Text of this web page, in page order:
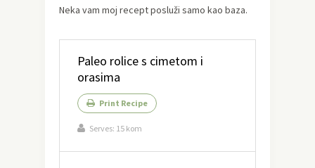
Neka vam moj recept posluži samo kao baza.
Paleo rolice s cimetom i
orasima
Print Recipe
Serves: 15 kom